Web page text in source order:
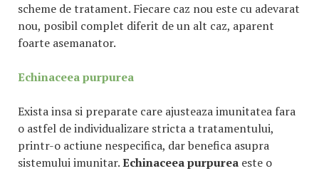
scheme de tratament. Fiecare caz nou este cu adevarat
nou, posibil complet diferit de un alt caz, aparent
foarte asemanator.
Echinaceea purpurea
Exista insa si preparate care ajusteaza imunitatea fara
o astfel de individualizare stricta a tratamentului,
printr-o actiune nespecifica, dar benefica asupra
sistemului imunitar.Echinaceea purpurea este o